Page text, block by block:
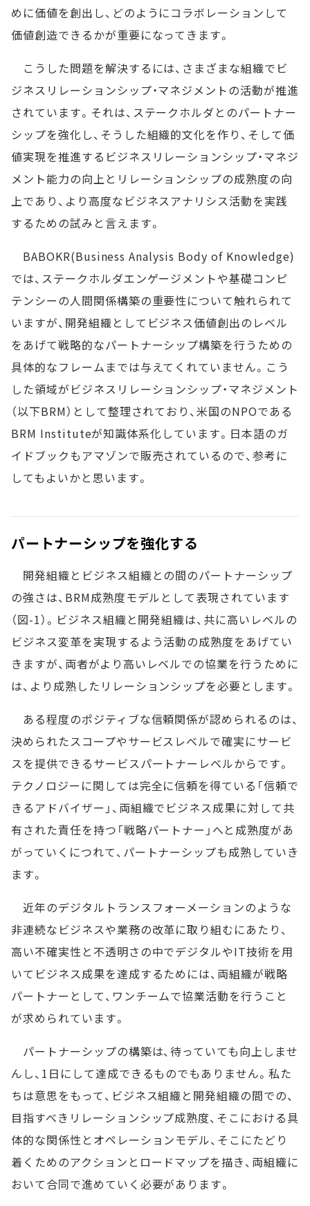
めに価値を創出し、どのようにコラボレーションして
価値創造できるかが重要になってきます。
こうした問題を解決するには、さまざまな組織でビ
ジネスリレーションシップ・マネジメントの活動が推進
されています。それは、ステークホルダとのパートナー
シップを強化し、そうした組織的文化を作り、そして価
値実現を推進するビジネスリレーションシップ・マネジ
メント能力の向上とリレーションシップの成熟度の向
上であり、より高度なビジネスアナリシス活動を実践
するための試みと言えます。
BABOKR(Business Analysis Body of Knowledge)
では、ステークホルダエンゲージメントや基礎コンピ
テンシーの人間関係構築の重要性について触れられて
いますが、開発組織としてビジネス価値創出のレベル
をあげて戦略的なパートナーシップ構築を行うための
具体的なフレームまでは与えてくれていません。こう
した領域がビジネスリレーションシップ・マネジメント
（以下BRM）として整理されており、米国のNPOである
BRM Instituteが知識体系化しています。日本語のガ
イドブックもアマゾンで販売されているので、参考に
してもよいかと思います。
パートナーシップを強化する
開発組織とビジネス組織との間のパートナーシップ
の強さは、BRM成熟度モデルとして表現されています
（図-1）。ビジネス組織と開発組織は、共に高いレベルの
ビジネス変革を実現するよう活動の成熟度をあげてい
きますが、両者がより高いレベルでの協業を行うために
は、より成熟したリレーションシップを必要とします。
ある程度のポジティブな信頼関係が認められるのは、
決められたスコープやサービスレベルで確実にサービ
スを提供できるサービスパートナーレベルからです。
テクノロジーに関しては完全に信頼を得ている「信頼で
きるアドバイザー」、両組織でビジネス成果に対して共
有された責任を持つ「戦略パートナー」へと成熟度があ
がっていくにつれて、パートナーシップも成熟していき
ます。
近年のデジタルトランスフォーメーションのような
非連続なビジネスや業務の改革に取り組むにあたり、
高い不確実性と不透明さの中でデジタルやIT技術を用
いてビジネス成果を達成するためには、両組織が戦略
パートナーとして、ワンチームで協業活動を行うこと
が求められています。
パートナーシップの構築は、待っていても向上しませ
んし、1日にして達成できるものでもありません。私た
ちは意思をもって、ビジネス組織と開発組織の間での、
目指すべきリレーションシップ成熟度、そこにおける具
体的な関係性とオペレーションモデル、そこにたどり
着くためのアクションとロードマップを描き、両組織に
おいて合同で進めていく必要があります。